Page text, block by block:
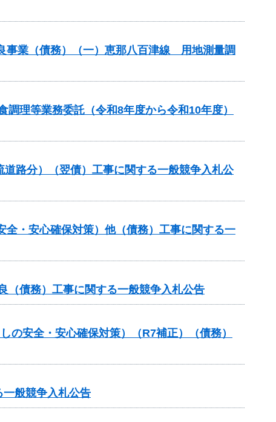
事業（債務）（一）恵那八百津線 用地測量調
理等業務委託（令和8年度から令和10年度）
路分）（翌債）工事に関する一般競争入札公
・安心確保対策）他（債務）工事に関する一
債務）工事に関する一般競争入札公告
安全・安心確保対策）（R7補正）（債務）
般競争入札公告